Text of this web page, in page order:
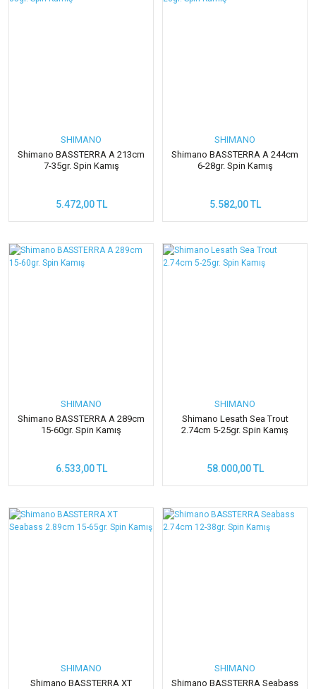
SHIMANO
Shimano BASSTERRA A 213cm
7-35gr. Spin Kamış
5.472,00 TL
SHIMANO
Shimano BASSTERRA A 244cm
6-28gr. Spin Kamış
5.582,00 TL
SHIMANO
Shimano BASSTERRA A 289cm
15-60gr. Spin Kamış
6.533,00 TL
SHIMANO
Shimano Lesath Sea Trout
2.74cm 5-25gr. Spin Kamış
58.000,00 TL
SHIMANO
Shimano BASSTERRA XT
SHIMANO
Shimano BASSTERRA Seabass